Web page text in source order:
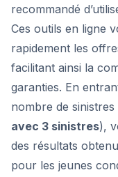
recommandé
Ces outils en ligne
rapidement les
facilitant ainsi la
garanties. En
nombre de
avec 3 sinistres),
des résultats
pour les jeunes